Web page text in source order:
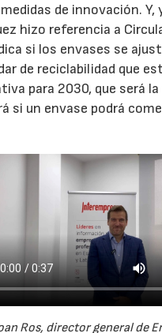
de innovación. Y,
hizo referencia a
si los envases se
de reciclabilidad que
para 2030, que será la
si un envase podrá
Ros, director general de